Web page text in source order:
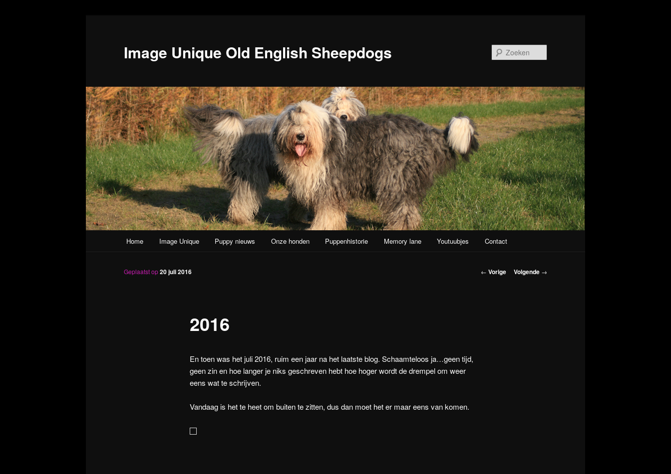
Image Unique Old English Sheepdogs
Spring naar de primaire inhoud
Home Image Unique Puppy nieuws Onze honden Puppenhistorie Memory lane Youtuubjes Contact
Berichtnavigatie
← Vorige Volgende →
2016
Geplaatst op20 juli 2016
En toen was het juli 2016, ruim een jaar na het laatste blog. Schaamteloos ja…geen tijd,
geen zin en hoe langer je niks geschreven hebt hoe hoger wordt de drempel om weer
eens wat te schrijven.
Vandaag is het te heet om buiten te zitten, dus dan moet het er maar eens van komen.